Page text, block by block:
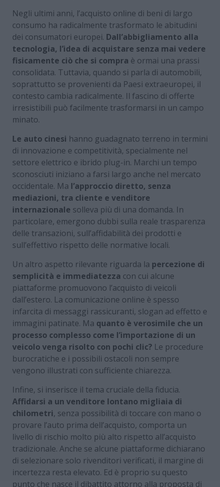
Negli ultimi anni, l’acquisto online di beni di largo
consumo ha radicalmente trasformato le abitudini
dei consumatori europei. Dall’abbigliamento alla
tecnologia, l’idea di acquistare senza mai vedere
fisicamente ciò che si compra è ormai una prassi
consolidata. Tuttavia, quando si parla di automobili,
soprattutto se provenienti da Paesi extraeuropei, il
contesto cambia radicalmente. Il fascino di offerte
irresistibili può facilmente trasformarsi in un campo
minato.
Le auto cinesi hanno guadagnato terreno in termini
di innovazione e competitività, specialmente nel
settore elettrico e ibrido plug-in. Marchi un tempo
sconosciuti iniziano a farsi largo anche nel mercato
occidentale. Ma l’approccio diretto, senza
mediazioni, tra cliente e venditore
internazionale solleva più di una domanda. In
particolare, emergono dubbi sulla reale trasparenza
delle transazioni, sull’affidabilità dei prodotti e
sull’effettivo rispetto delle normative locali.
Un altro aspetto rilevante riguarda la percezione di
semplicità e immediatezza con cui alcune
piattaforme promuovono l’acquisto di veicoli
dall’estero. La comunicazione online è spesso
infarcita di messaggi rassicuranti, slogan ad effetto e
immagini patinate. Ma quanto è verosimile che un
processo complesso come l’importazione di un
veicolo venga risolto con pochi clic? Le procedure
burocratiche e i possibili ostacoli non sempre
vengono illustrati con sufficiente chiarezza.
Infine, si inserisce il tema cruciale della fiducia.
Affidarsi a un venditore lontano migliaia di
chilometri, senza possibilità di toccare con mano o
provare l’auto prima dell’acquisto, comporta un
livello di rischio molto più alto rispetto all’acquisto
tradizionale. Anche se alcune piattaforme dichiarano
di selezionare solo rivenditori verificati, il margine di
incertezza resta elevato. Ed è proprio su questo
punto che nasce il dibattito attorno alla proposta di